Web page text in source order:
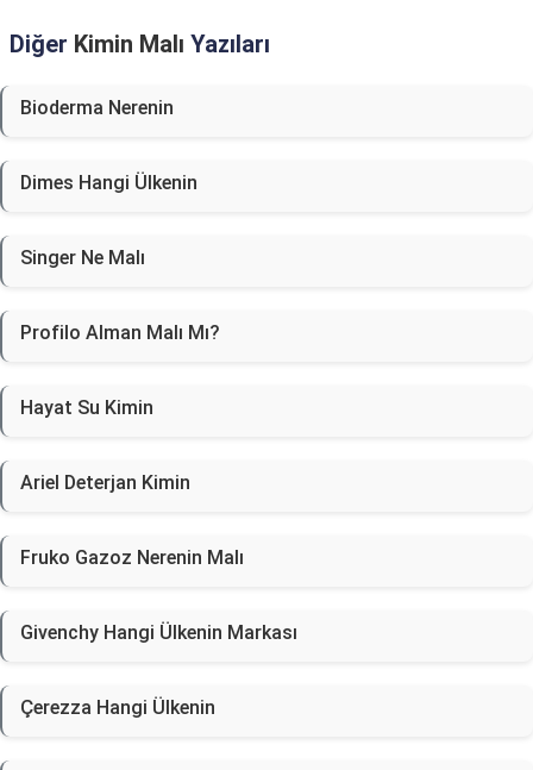
Diğer Kimin Malı Yazıları
Bioderma Nerenin
Dimes Hangi Ülkenin
Singer Ne Malı
Profilo Alman Malı Mı?
Hayat Su Kimin
Ariel Deterjan Kimin
Fruko Gazoz Nerenin Malı
Givenchy Hangi Ülkenin Markası
Çerezza Hangi Ülkenin